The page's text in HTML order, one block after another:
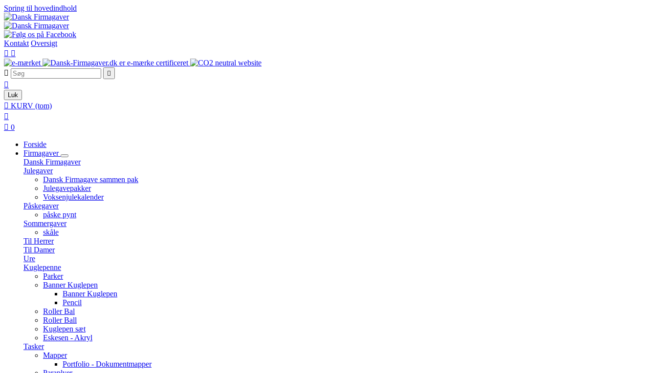
Spring til hovedindhold
Kontakt Oversigt
 
 

Luk
 KURV (tom)

 0
Forside
Firmagaver
Dansk Firmagaver
Julegaver
Dansk Firmagave sammen pak
Julegavepakker
Voksenjulekalender
Påskegaver
påske pynt
Sommergaver
skåle
Til Herrer
Til Damer
Ure
Kuglepenne
Parker
Banner Kuglepen
Banner Kuglepen
Pencil
Roller Bal
Roller Ball
Kuglepen sæt
Eskesen - Akryl
Tasker
Mapper
Portfolio - Dokumentmapper